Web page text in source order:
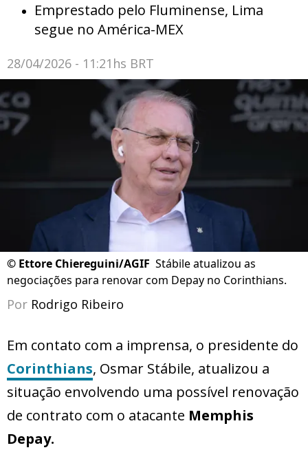
Emprestado pelo Fluminense, Lima
segue no América-MEX
28/04/2026 - 11:21hs BRT
© Ettore Chiereguini/AGIF Stábile atualizou as
negociações para renovar com Depay no Corinthians.
Por Rodrigo Ribeiro
Em contato com a imprensa, o presidente do
Corinthians, Osmar Stábile, atualizou a
situação envolvendo uma possível renovação
de contrato com o atacante Memphis
Depay.